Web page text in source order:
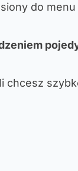
do
chcesz